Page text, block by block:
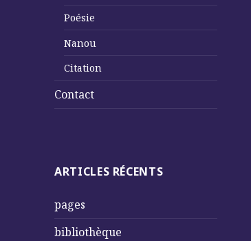
Poésie
Nanou
Citation
Contact
ARTICLES RÉCENTS
pages
bibliothèque